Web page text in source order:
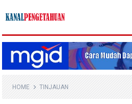
Kanal Pengetahuan
HOME TINJAUAN